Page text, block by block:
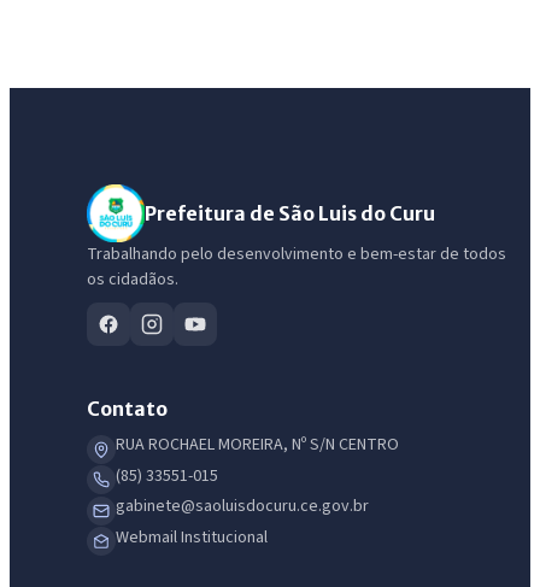
Prefeitura de São Luis do Curu
Trabalhando pelo desenvolvimento e bem-estar de todos
os cidadãos.
Contato
RUA ROCHAEL MOREIRA, Nº S/N CENTRO
(85) 33551-015
gabinete@saoluisdocuru.ce.gov.br
Webmail Institucional